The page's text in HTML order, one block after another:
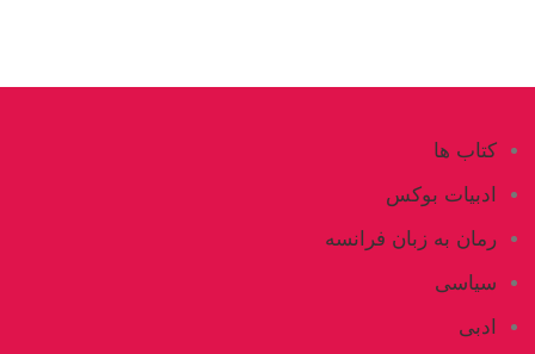
کتاب ها
ادبیات بوکس
رمان به زبان فرانسه
سیاسی
ادبی